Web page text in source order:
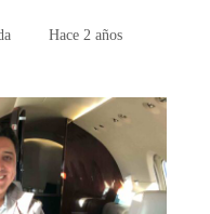
Hace 2 años